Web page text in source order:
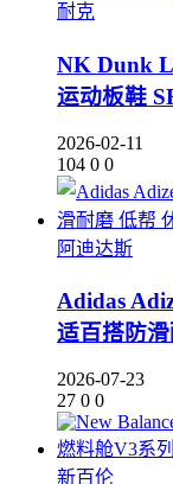
耐克
NK Dunk
运动板鞋
2026-02-11
104 0 0
阿迪达斯
Adidas
适百搭防
2026-07-23
27 0 0
新百伦